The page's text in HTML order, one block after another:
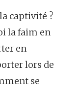
captivité ?
la faim en
en
lors de
se